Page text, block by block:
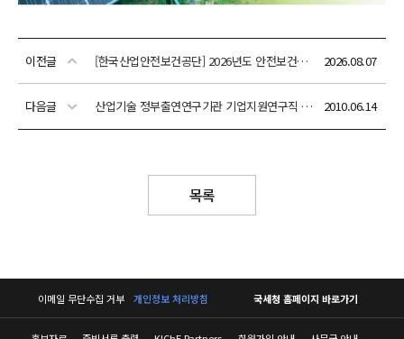
이전글 [한국산업안전보건공단] 2026년도 안전보건공단 하반기 채용 공고 2026.08.07
다음글 산업기술 정부출연연구기관 기업지원연구직 모집(재공고) 2010.06.14
목록
이메일 무단수집 거부 개인정보 처리방침 국세청 홈페이지 바로가기